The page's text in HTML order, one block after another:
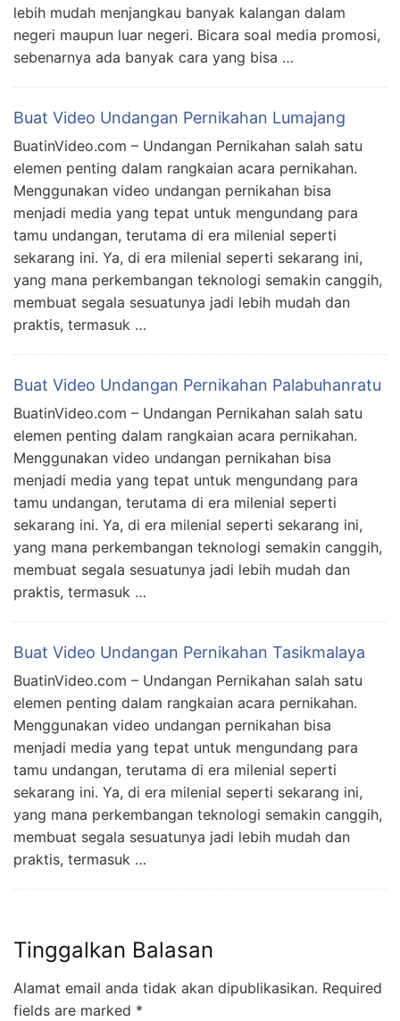
lebih mudah menjangkau banyak kalangan dalam
negeri maupun luar negeri. Bicara soal media promosi,
sebenarnya ada banyak cara yang bisa …
Buat Video Undangan Pernikahan Lumajang
BuatinVideo.com – Undangan Pernikahan salah satu
elemen penting dalam rangkaian acara pernikahan.
Menggunakan video undangan pernikahan bisa
menjadi media yang tepat untuk mengundang para
tamu undangan, terutama di era milenial seperti
sekarang ini. Ya, di era milenial seperti sekarang ini,
yang mana perkembangan teknologi semakin canggih,
membuat segala sesuatunya jadi lebih mudah dan
praktis, termasuk …
Buat Video Undangan Pernikahan Palabuhanratu
BuatinVideo.com – Undangan Pernikahan salah satu
elemen penting dalam rangkaian acara pernikahan.
Menggunakan video undangan pernikahan bisa
menjadi media yang tepat untuk mengundang para
tamu undangan, terutama di era milenial seperti
sekarang ini. Ya, di era milenial seperti sekarang ini,
yang mana perkembangan teknologi semakin canggih,
membuat segala sesuatunya jadi lebih mudah dan
praktis, termasuk …
Buat Video Undangan Pernikahan Tasikmalaya
BuatinVideo.com – Undangan Pernikahan salah satu
elemen penting dalam rangkaian acara pernikahan.
Menggunakan video undangan pernikahan bisa
menjadi media yang tepat untuk mengundang para
tamu undangan, terutama di era milenial seperti
sekarang ini. Ya, di era milenial seperti sekarang ini,
yang mana perkembangan teknologi semakin canggih,
membuat segala sesuatunya jadi lebih mudah dan
praktis, termasuk …
Tinggalkan Balasan
Alamat email anda tidak akan dipublikasikan. Required
fields are marked *